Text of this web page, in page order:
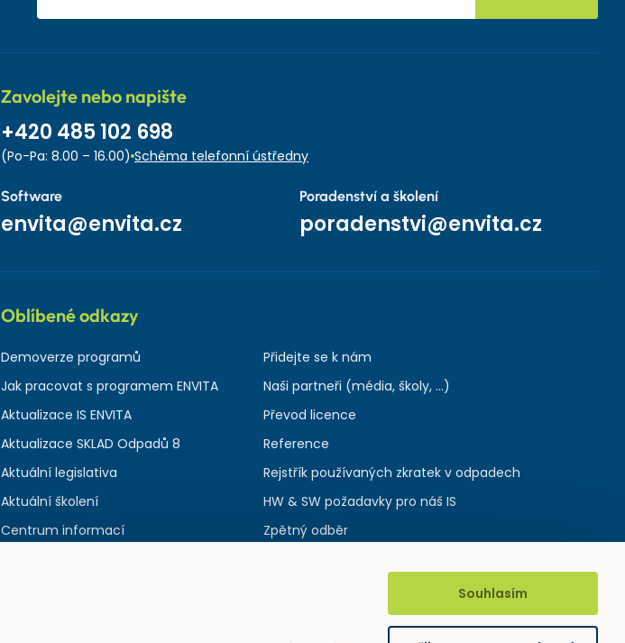
Zavolejte nebo napište
+420 485 102 698
(Po-Pa: 8.00 – 16.00) Schéma telefonní ústředny
Software
envita@envita.cz
Poradenství a školení
poradenstvi@envita.cz
Oblíbené odkazy
Demoverze programů
Jak pracovat s programem ENVITA
Aktualizace IS ENVITA
Aktualizace SKLAD Odpadů 8
Aktuální legislativa
Aktuální školení
Centrum informací
Přidejte se k nám
Naši partneři (média, školy, ...)
Převod licence
Reference
Rejstřík používaných zkratek v odpadech
HW & SW požadavky pro náš IS
Zpětný odběr
Souhlasím